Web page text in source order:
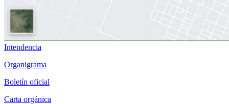
Intendencia
Organigrama
Boletín oficial
Carta orgánica